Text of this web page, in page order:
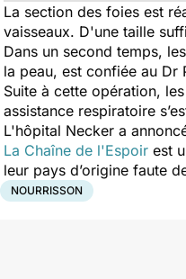
La section des foies est
vaisseaux. D'une taille
Dans un second temps,
la peau, est confiée au Dr
Suite à cette opération,
assistance respiratoire
L'hôpital Necker a
La Chaîne de l'Espoir est
leur pays d’origine faute
NOURRISSON